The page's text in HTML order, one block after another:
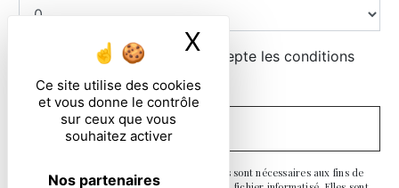
Ce site utilise des cookies
et vous donne le contrôle
sur ceux que vous
souhaitez activer
Nos partenaires
X Masquer le
En cochant cette case, j'accepte les conditions
particulières ci-dessous **
ENVOYER
** Les données personnelles communiquées sont nécessaires aux fins de